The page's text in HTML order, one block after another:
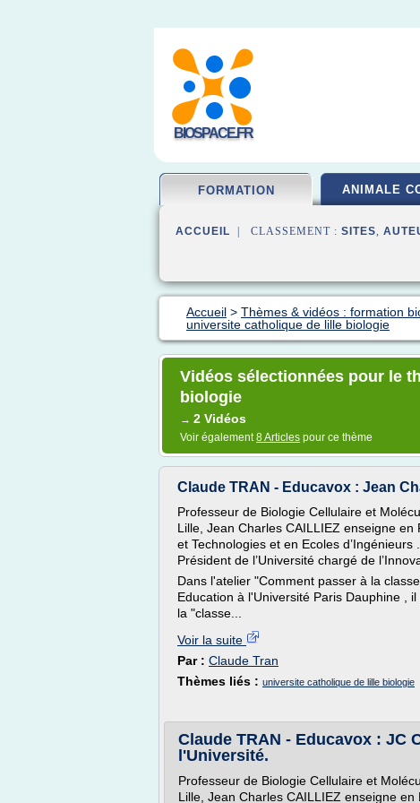
BIOSPACE.FR
FORMATION ANIMALE
ACCUEIL | CLASSEMENT : SITES,
Accueil > Thèmes & vidéos : formation
universite catholique de lille biologie
Vidéos sélectionnées pour le
biologie
→ 2 Vidéos
Voir également8 Articles pour ce thème
Claude TRAN - Educavox : Jean
Professeur de Biologie Cellulaire et
Lille, Jean Charles CAILLIEZ enseigne
et Technologies et en Ecoles
Président de l’Université chargé de
Dans l'atelier "Comment passer à la
Education à l'Université Paris Dauphine ,
la "classe...
Voir la suite
Par : Claude Tran
Thèmes liés : universite catholique de lille biologie
Claude TRAN - Educavox : JC
l'Université.
Professeur de Biologie Cellulaire et
Lille, Jean Charles CAILLIEZ enseigne